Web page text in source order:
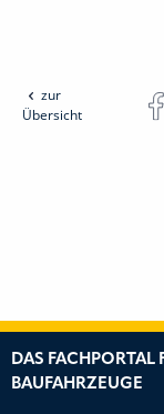
zur
Übersicht
DAS FACHPORTAL
BAUFAHRZEUGE